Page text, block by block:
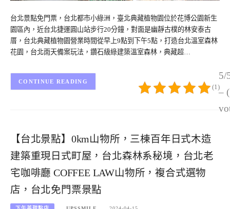
台北景點免門票，台北都市小綠洲，臺北典藏植物園位於花博公園新生
園區內，近台北捷運圓山站步行20分鐘，對面是幽靜古樸的林安泰古
厝，台北典藏植物園營業時間從早上9點到下午5點，打造台北溫室森林
花園，台北雨天備案玩法，鑽石級綠建築溫室森林，典藏超…
5/
–
(1)
CONTINUE READING
【台北景點】0km山物所，三棟百年日式木造
建築重現日式町屋，台北森林系秘境，台北老
宅咖啡廳 COFFEE LAW山物所，複合式選物
店，台北免門票景點